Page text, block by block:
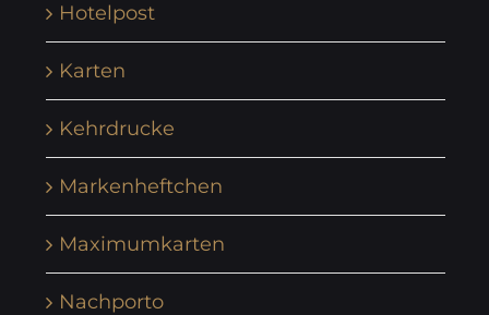
Hotelpost
Karten
Kehrdrucke
Markenheftchen
Maximumkarten
Nachporto